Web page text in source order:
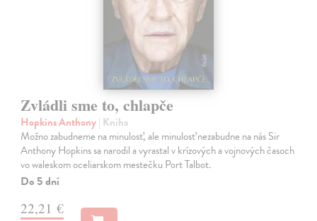
Zvládli sme to, chlapče
Hopkins Anthony| Kniha
Možno zabudneme na minulosť, ale minulosť nezabudne na nás Sir
Anthony Hopkins sa narodil a vyrastal v krízových a vojnových časoch
vo waleskom oceliarskom mestečku Port Talbot.
Do 5 dní
22,21 €